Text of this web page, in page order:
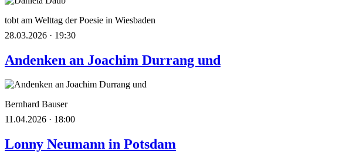
tobt am Welttag der Poesie in Wiesbaden
28.03.2026 · 19:30
Andenken an Joachim Durrang und
Bernhard Bauser
11.04.2026 · 18:00
Lonny Neumann in Potsdam